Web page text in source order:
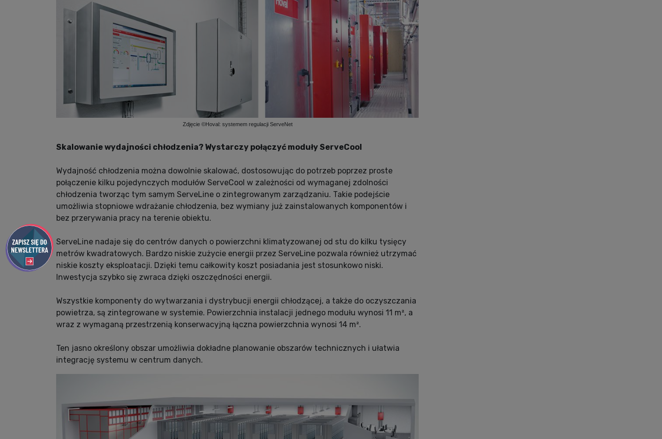
Zdjęcie ©Hoval: systemem regulacji ServeNet
Skalowanie wydajności chłodzenia? Wystarczy połączyć moduły ServeCool
Wydajność chłodzenia można dowolnie skalować, dostosowując do potrzeb poprzez proste
połączenie kilku pojedynczych modułów ServeCool w zależności od wymaganej zdolności
chłodzenia tworząc tym samym ServeLine o zintegrowanym zarządzaniu. Takie podejście
umożliwia stopniowe wdrażanie chłodzenia, bez wymiany już zainstalowanych komponentów i
bez przerywania pracy na terenie obiektu.
ServeLine nadaje się do centrów danych o powierzchni klimatyzowanej od stu do kilku tysięcy
metrów kwadratowych. Bardzo niskie zużycie energii przez ServeLine pozwala również utrzymać
niskie koszty eksploatacji. Dzięki temu całkowity koszt posiadania jest stosunkowo niski.
Inwestycja szybko się zwraca dzięki oszczędności energii.
Wszystkie komponenty do wytwarzania i dystrybucji energii chłodzącej, a także do oczyszczania
powietrza, są zintegrowane w systemie. Powierzchnia instalacji jednego modułu wynosi 11 m², a
wraz z wymaganą przestrzenią konserwacyjną łączna powierzchnia wynosi 14 m².
Ten jasno określony obszar umożliwia dokładne planowanie obszarów technicznych i ułatwia
integrację systemu w centrum danych.